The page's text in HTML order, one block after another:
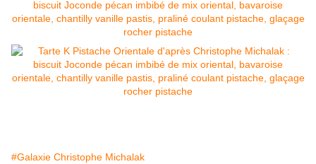
#Galaxie Christophe Michalak